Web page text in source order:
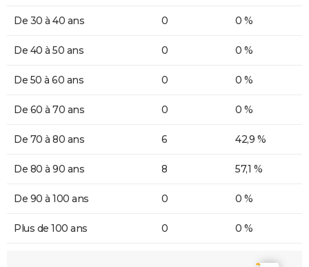
De 30 à 40 ans 0 0 %
De 40 à 50 ans 0 0 %
De 50 à 60 ans 0 0 %
De 60 à 70 ans 0 0 %
De 70 à 80 ans 6 42,9 %
De 80 à 90 ans 8 57,1 %
De 90 à 100 ans 0 0 %
Plus de 100 ans 0 0 %